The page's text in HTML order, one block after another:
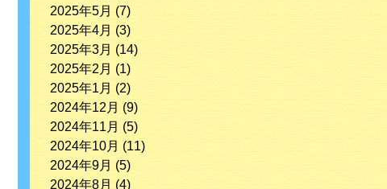
2025年5月 (7)
2025年4月 (3)
2025年3月 (14)
2025年2月 (1)
2025年1月 (2)
2024年12月 (9)
2024年11月 (5)
2024年10月 (11)
2024年9月 (5)
2024年8月 (4)